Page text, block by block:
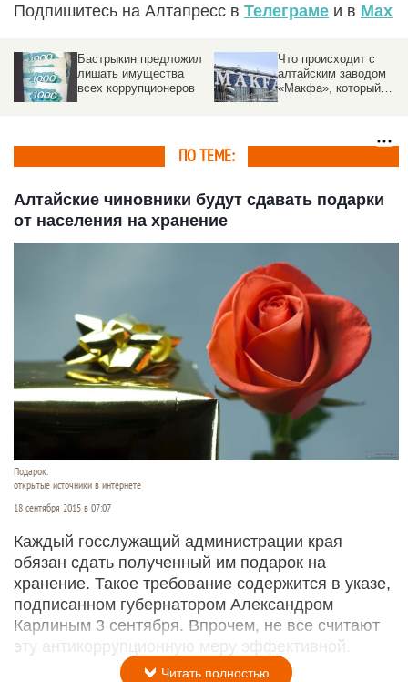
Подпишитесь на Алтапресс в Телеграме и в Max
Бастрыкин предложил
лишать имущества
всех коррупционеров
Что происходит с
алтайским заводом
«Макфа», который
активами компании
ПО ТЕМЕ:
Алтайские чиновники будут сдавать подарки
от населения на хранение
Подарок.
открытые источники в интернете
18 сентября 2015 в 07:07
Каждый госслужащий администрации края
обязан сдать полученный им подарок на
хранение. Такое требование содержится в указе,
подписанном губернатором Александром
Карлиным 3 сентября. Впрочем, не все считают
эту антикоррупционную меру эффективной.
Читать полностью